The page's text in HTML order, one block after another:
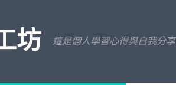
坊 這是個人學習心得與自我分